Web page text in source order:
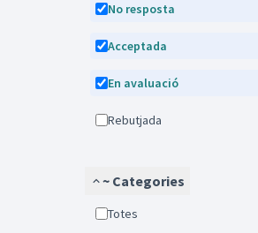
No resposta
Acceptada
En avaluació
Rebutjada
~ Categories
Totes